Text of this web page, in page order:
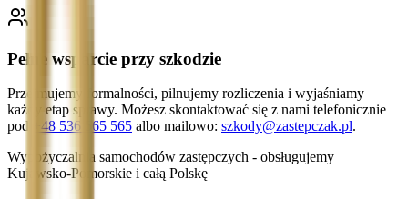
Pełne wsparcie przy szkodzie
Przejmujemy formalności, pilnujemy rozliczenia i wyjaśniamy
każdy etap sprawy. Możesz skontaktować się z nami telefonicznie
pod
+48 536 565 565 albo mailowo: szkody@zastepczak.pl.
Wypożyczalnia samochodów zastępczych - obsługujemy
Kujawsko-Pomorskie i całą Polskę